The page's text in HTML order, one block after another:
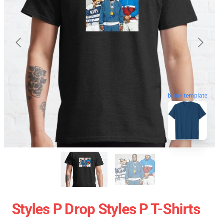
blank template
Styles P Drop Styles P T-Shirts